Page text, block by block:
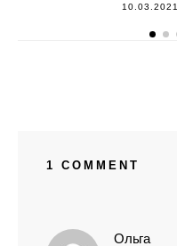
10.03.2021
1 COMMENT
Ольга